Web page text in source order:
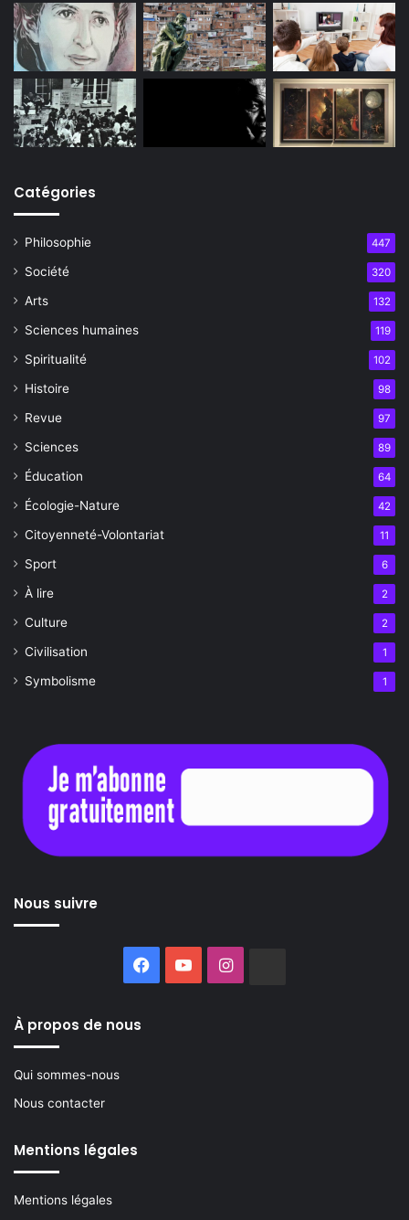
Catégories
Philosophie 447
Société 320
Arts 132
Sciences humaines 119
Spiritualité 102
Histoire 98
Revue 97
Sciences 89
Éducation 64
Écologie-Nature 42
Citoyenneté-Volontariat 11
Sport 6
À lire 2
Culture 2
Civilisation 1
Symbolisme 1
Nous suivre
Facebook
YouTubeInstagram
À propos de nous
Qui sommes-nous
Nous contacter
Mentions légales
Mentions légales